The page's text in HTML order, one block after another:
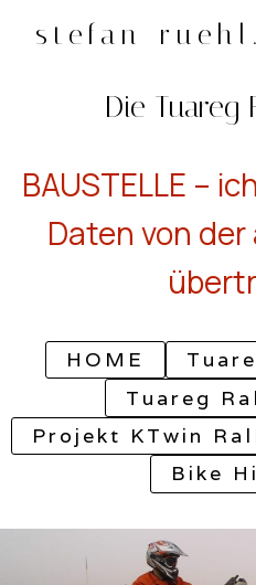
Inhaltstefan-
Die Tuareg
BAUSTELLE –
Daten von
HOME
Tuareg
Projekt KTwin
Bike